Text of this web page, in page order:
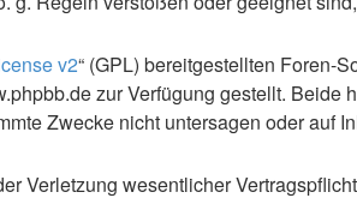
v2“ (GPL) bereitgestellten Foren-
zur Verfügung gestellt.
Zwecke nicht untersagen oder auf
Verletzung wesentlicher